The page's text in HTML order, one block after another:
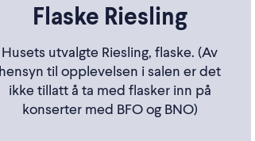
Flaske Riesling
Husets utvalgte Riesling, flaske. (Av
hensyn til opplevelsen i salen er det
ikke tillatt å ta med flasker inn på
konserter med BFO og BNO)